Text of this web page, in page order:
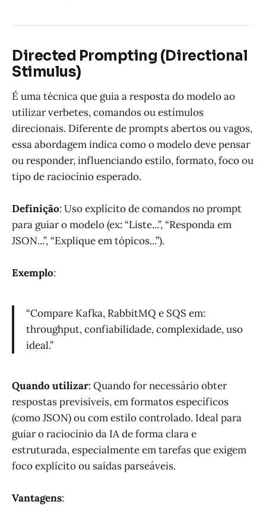
Directed Prompting (Directional
Stimulus)
É uma técnica que guia a resposta do modelo ao
utilizar verbetes, comandos ou estímulos
direcionais. Diferente de prompts abertos ou vagos,
essa abordagem indica como o modelo deve pensar
ou responder, influenciando estilo, formato, foco ou
tipo de raciocínio esperado.
Definição: Uso explícito de comandos no prompt
para guiar o modelo (ex: “Liste...”, “Responda em
JSON...”, “Explique em tópicos...”).
Exemplo:
“Compare Kafka, RabbitMQ e SQS em:
throughput, confiabilidade, complexidade, uso
ideal.”
Quando utilizar: Quando for necessário obter
respostas previsíveis, em formatos específicos
(como JSON) ou com estilo controlado. Ideal para
guiar o raciocínio da IA de forma clara e
estruturada, especialmente em tarefas que exigem
foco explícito ou saídas parseáveis.
Vantagens: